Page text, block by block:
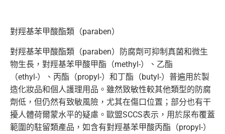
對羥基苯甲酸酯類（paraben）
對羥基苯甲酸酯類（paraben）防腐劑可抑制真菌和微生
物生長，對羥基苯甲酸甲酯（methyl-）、乙酯
（ethyl-）、丙酯（propyl-）和丁酯（butyl-）普遍用於製
造化妝品和個人護理用品。雖然致敏性較其他類型的防腐
劑低，但仍然有致敏風險，尤其在傷口位置；部分也有干
擾人體荷爾蒙水平的疑慮。歐盟SCCS表示，用於尿布覆蓋
範圍的駐留類產品，如含有對羥基苯甲酸丙酯（propyl-）